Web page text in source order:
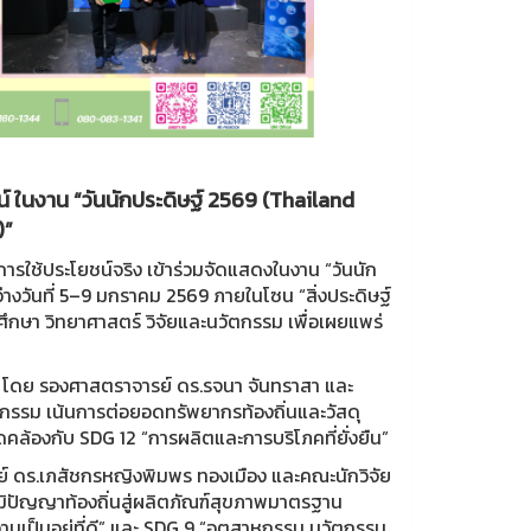
นงาน “วันนักประดิษฐ์ 2569 (Thailand
ช้ประโยชน์จริง เข้าร่วมจัดแสดงในงาน “วันนัก
วันที่ 5–9 มกราคม 2569 ภายในโซน “สิ่งประดิษฐ์
ษา วิทยาศาสตร์ วิจัยและนวัตกรรม เพื่อเผยแพร่
ย รองศาสตราจารย์ ดร.รจนา จันทราสา และ
รม เน้นการต่อยอดทรัพยากรท้องถิ่นและวัสดุ
องกับ SDG 12 “การผลิตและการบริโภคที่ยั่งยืน”
ดร.เภสัชกรหญิงพิมพร ทองเมือง และคณะนักวิจัย
มิปัญญาท้องถิ่นสู่ผลิตภัณฑ์สุขภาพมาตรฐาน